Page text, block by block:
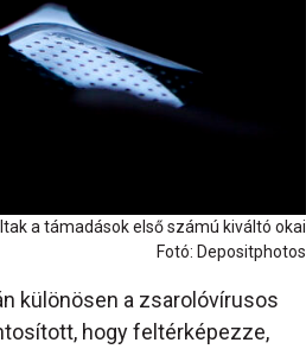
a támadások első számú kiváltó okai
Fotó: Depositphotos
különösen a zsarolóvírusos
hogy feltérképezze,